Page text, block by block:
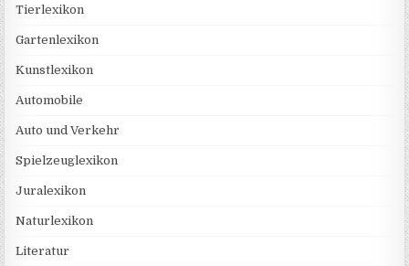
Tierlexikon
Gartenlexikon
Kunstlexikon
Automobile
Auto und Verkehr
Spielzeuglexikon
Juralexikon
Naturlexikon
Literatur